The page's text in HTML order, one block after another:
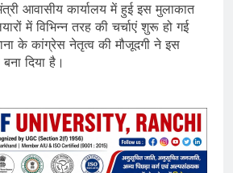
आवासीय कार्यालय में हुई इस मुलाकात
में विभिन्न तरह की चर्चाएं शुरू हो गई
के कांग्रेस नेतृत्व की मौजूदगी ने इस
दिया है।